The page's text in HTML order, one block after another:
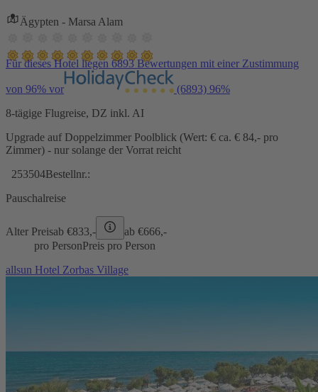
Ägypten - Marsa Alam
Für dieses Hotel liegen 6893 Bewertungen mit einer Zustimmung
von 96% vor (6893) 96%
8-tägige Flugreise, DZ inkl. AI
Upgrade auf Doppelzimmer Poolblick (Wert: € ca. € 84,- pro
Zimmer) - nur solange der Vorrat reicht
253504Bestellnr.:
Pauschalreise
Alter Preisab €833,- ab €666,-
pro PersonPreis pro Person
allsun Hotel Zorbas Village